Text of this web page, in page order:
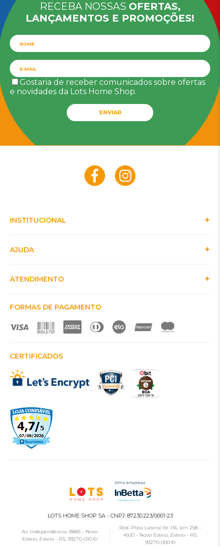
RECEBA NOSSAS OFERTAS,
LANÇAMENTOS E PROMOÇÕES!
Gostaria de receber comunicados sobre ofertas
e novidades da Lots Home Shop.
ENVIAR
INSTITUCIONAL
AJUDA
ATENDIMENTO
FORMAS DE PAGAMENTO
CERTIFICADOS
LOTS HOME SHOP SA - CNPJ: 87.230.223/0001-23
Av. Independência, 8885 - Novo
Esteio, Esteio - RS, 93270-010 ©
Rod. Pista Lateral Br-116, km 258 -
4500 - Novo Esteio, Esteio - RS,
93270-000 ©